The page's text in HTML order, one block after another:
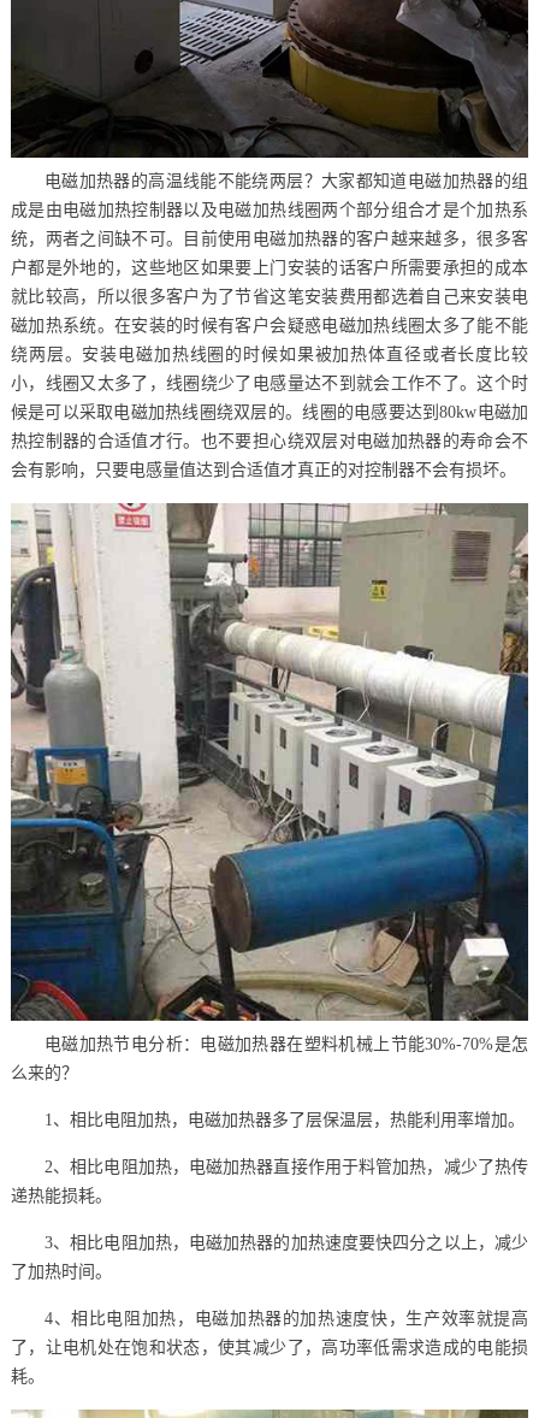
电磁加热器的高温线能不能绕两层？大家都知道电磁加热器的组
成是由电磁加热控制器以及电磁加热线圈两个部分组合才是个加热系
统，两者之间缺不可。目前使用电磁加热器的客户越来越多，很多客
户都是外地的，这些地区如果要上门安装的话客户所需要承担的成本
就比较高，所以很多客户为了节省这笔安装费用都选着自己来安装电
磁加热系统。在安装的时候有客户会疑惑电磁加热线圈太多了能不能
绕两层。安装电磁加热线圈的时候如果被加热体直径或者长度比较
小，线圈又太多了，线圈绕少了电感量达不到就会工作不了。这个时
候是可以采取电磁加热线圈绕双层的。线圈的电感要达到80kw电磁加
热控制器的合适值才行。也不要担心绕双层对电磁加热器的寿命会不
会有影响，只要电感量值达到合适值才真正的对控制器不会有损坏。
电磁加热节电分析：电磁加热器在塑料机械上节能30%-70%是怎
么来的？
1、相比电阻加热，电磁加热器多了层保温层，热能利用率增加。
2、相比电阻加热，电磁加热器直接作用于料管加热，减少了热传
递热能损耗。
3、相比电阻加热，电磁加热器的加热速度要快四分之以上，减少
了加热时间。
4、相比电阻加热，电磁加热器的加热速度快，生产效率就提高
了，让电机处在饱和状态，使其减少了，高功率低需求造成的电能损
耗。